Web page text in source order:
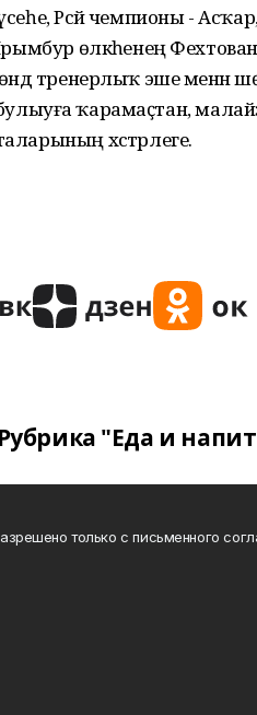
Рәсәй чемпионы -
өлкәһенең
тренерлыҡ эше менән
булыуға ҡарамаҫтан,
хәстәрлеге.
Рубрика "Еда и
только с письменного